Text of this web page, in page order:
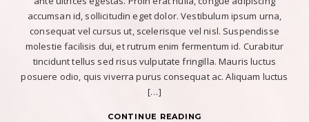
accumsan id, sollicitudin eget dolor. Vestibulum ipsum urna,
consequat vel cursus ut, scelerisque vel nisl. Suspendisse
molestie facilisis dui, et rutrum enim fermentum id. Curabitur
tincidunt tellus sed risus vulputate fringilla. Mauris luctus
posuere odio, quis viverra purus consequat ac. Aliquam luctus
[…]
CONTINUE READING